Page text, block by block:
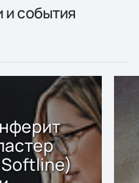
и события
Softline)